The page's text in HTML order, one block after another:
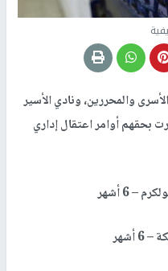
والمحررين، ونادي الأسير
بحقهم أوامر اعتقال إداري